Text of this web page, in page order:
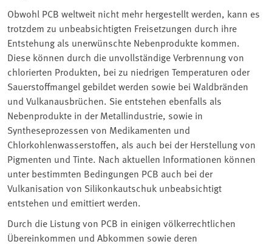
Obwohl PCB weltweit nicht mehr hergestellt werden, kann es
trotzdem zu unbeabsichtigten Freisetzungen durch ihre
Entstehung als unerwünschte Nebenprodukte kommen.
Diese können durch die unvollständige Verbrennung von
chlorierten Produkten, bei zu niedrigen Temperaturen oder
Sauerstoffmangel gebildet werden sowie bei Waldbränden
und Vulkanausbrüchen. Sie entstehen ebenfalls als
Nebenprodukte in der Metallindustrie, sowie in
Syntheseprozessen von Medikamenten und
Chlorkohlenwasserstoffen, als auch bei der Herstellung von
Pigmenten und Tinte. Nach aktuellen Informationen können
unter bestimmten Bedingungen PCB auch bei der
Vulkanisation von Silikonkautschuk unbeabsichtigt
entstehen und emittiert werden.
Durch die Listung von PCB in einigen völkerrechtlichen
Übereinkommen und Abkommen sowie deren